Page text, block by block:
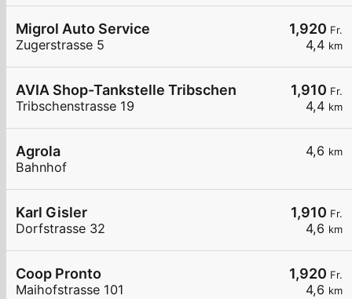
1,920 Fr.
4,4 km
Migrol Auto Service
Zugerstrasse 5
1,910 Fr.
4,4 km
AVIA Shop-Tankstelle Tribschen
Tribschenstrasse 19
4,6 km
Agrola
Bahnhof
1,910 Fr.
4,6 km
Karl Gisler
Dorfstrasse 32
1,920 Fr.
4,6 km
Coop Pronto
Maihofstrasse 101